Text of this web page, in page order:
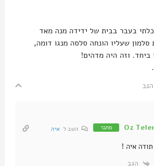
בעבר בבית של ידידה מנה מאד
סלמון שעליו הונחה סלסה מנגו דומה,
ביחד. וזה היה מדהים!
הגב
Oz מחבר השב ל איה
איה !
הגב